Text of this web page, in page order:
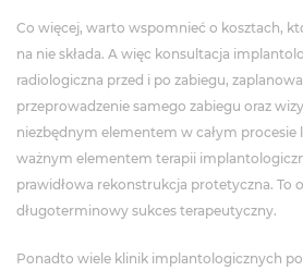
Co więcej, warto wspomnieć o kosztach,
na nie składa. A więc konsultacja
radiologiczna przed i po zabiegu,
przeprowadzenie samego zabiegu oraz
niezbędnym elementem w całym procesie
ważnym elementem terapii
prawidłowa rekonstrukcja protetyczna. To
długoterminowy sukces terapeutyczny.
Ponadto wiele klinik implantologicznych